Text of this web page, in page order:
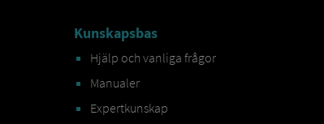
Kunskapsbas
Hjälp och vanliga frågor
Manualer
Expertkunskap